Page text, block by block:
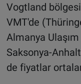
Vogtland
VMT'de
Almanya
Saksonya-
de fiyatlar